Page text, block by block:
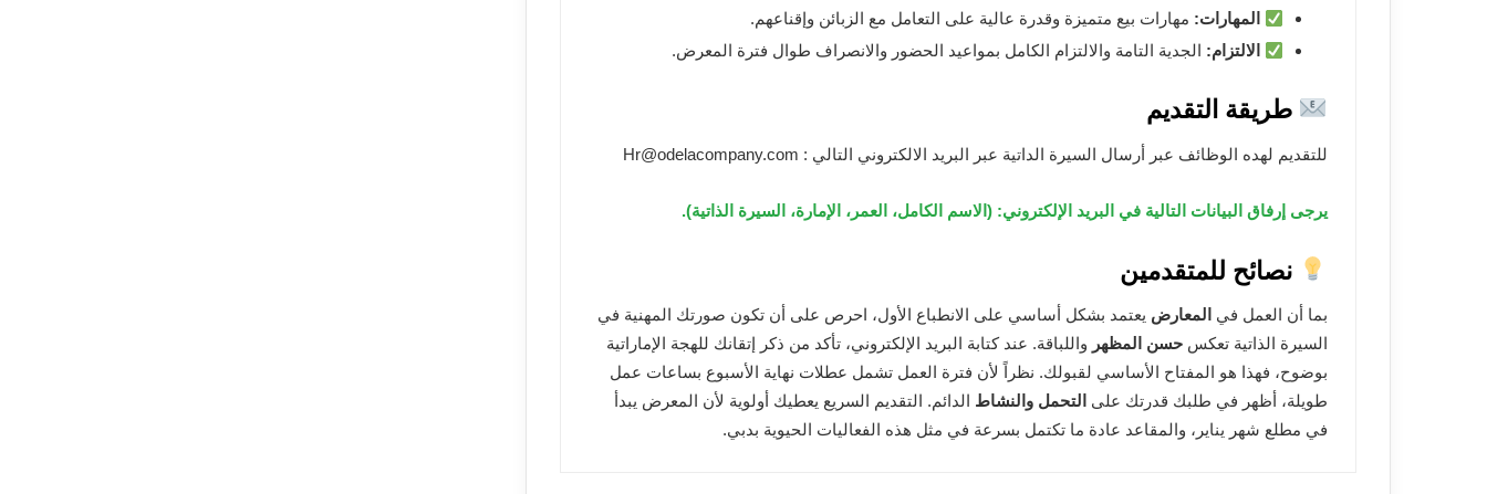
المهارات: مهارات بيع متميزة وقدرة عالية على التعامل مع الزبائن وإقناعهم.
الالتزام: الجدية التامة والالتزام الكامل بمواعيد الحضور والانصراف طوال فترة المعرض.
طريقة التقديم
للتقديم لهده الوظائف عبر أرسال السيرة الداتية عبر البريد الالكتروني التالي : Hr@odelacompany.com
يرجى إرفاق البيانات التالية في البريد الإلكتروني: (الاسم الكامل، العمر، الإمارة، السيرة الذاتية).
نصائح للمتقدمين
بما أن العمل في المعارض يعتمد بشكل أساسي على الانطباع الأول، احرص على أن تكون صورتك المهنية في
السيرة الذاتية تعكس حسن المظهر واللباقة. عند كتابة البريد الإلكتروني، تأكد من ذكر إتقانك للهجة الإماراتية
بوضوح، فهذا هو المفتاح الأساسي لقبولك. نظراً لأن فترة العمل تشمل عطلات نهاية الأسبوع بساعات عمل
طويلة، أظهر في طلبك قدرتك على التحمل والنشاط الدائم. التقديم السريع يعطيك أولوية لأن المعرض يبدأ
في مطلع شهر يناير، والمقاعد عادة ما تكتمل بسرعة في مثل هذه الفعاليات الحيوية بدبي.